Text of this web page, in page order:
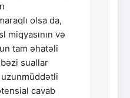
olsa da,
miqyasının və
tam əhatəli
suallar
cavab